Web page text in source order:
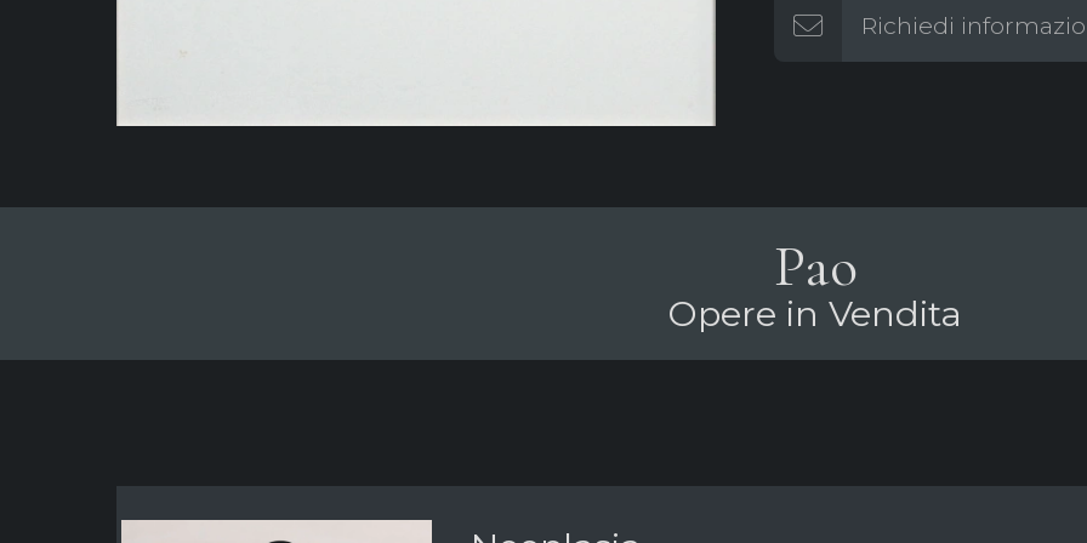
Richiedi
Pao
Opere in Vendita